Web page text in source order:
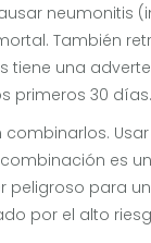
neumonitis
También
tiene una
primeros 30 días.
combinarlos.
es
peligroso para
por el alto